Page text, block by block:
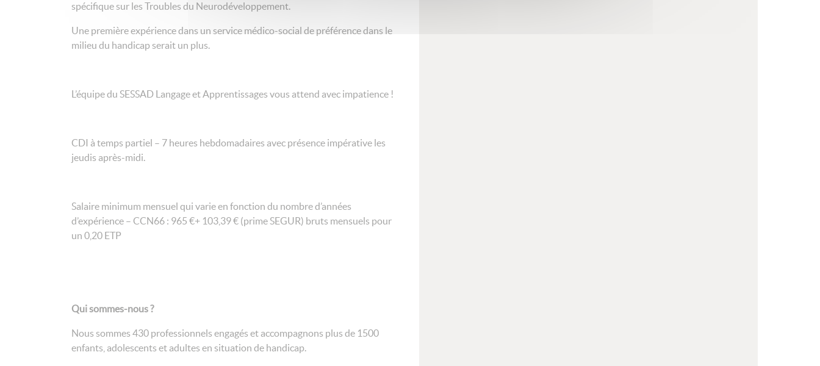
spécifique sur les Troubles du Neurodéveloppement.
Une première expérience dans un service médico-social de préférence dans le
milieu du handicap serait un plus.
L’équipe du SESSAD Langage et Apprentissages vous attend avec impatience !
CDI à temps partiel – 7 heures hebdomadaires avec présence impérative les
jeudis après-midi.
Salaire minimum mensuel qui varie en fonction du nombre d’années
d’expérience – CCN66 : 965 €+ 103,39 € (prime SEGUR) bruts mensuels pour
un 0,20 ETP
Qui sommes-nous ?
Nous sommes 430 professionnels engagés et accompagnons plus de 1500
enfants, adolescents et adultes en situation de handicap.